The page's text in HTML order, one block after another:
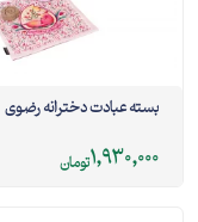
بسته عبادت دخترانه رضوی
1,930,000تومان